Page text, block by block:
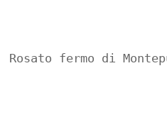
Rosato fermo di